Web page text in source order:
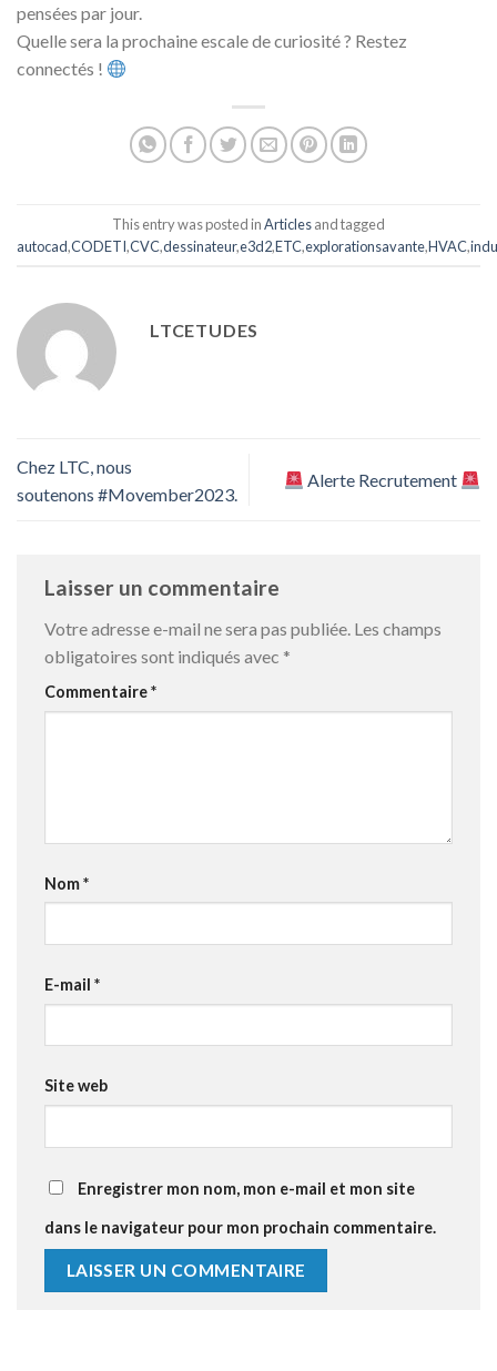
pensées par jour.
Quelle sera la prochaine escale de curiosité ? Restez
connectés !
This entry was posted inArticlesand tagged
autocad,CODETI,CVC,dessinateur,e3d2,ETC,explorationsavante,HVAC,
LTCETUDES
Chez LTC, nous
soutenons #Movember2023.
Alerte Recrutement
Laisser un commentaire
Votre adresse e-mail ne sera pas publiée. Les champs
obligatoires sont indiqués avec *
Commentaire*
Nom*
E-mail *
Site web
Enregistrer mon nom, mon e-mail et mon site
dans le navigateur pour mon prochain commentaire.